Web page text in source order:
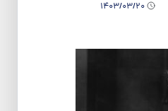
1403/03/20